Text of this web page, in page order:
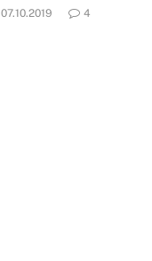
07.10.2019 4